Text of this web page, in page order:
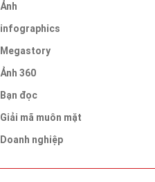
Ảnh
infographics
Megastory
Ảnh 360
Bạn đọc
Giải mã muôn mặt
Doanh nghiệp